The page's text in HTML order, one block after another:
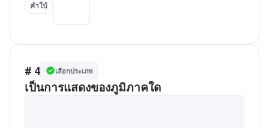
คำใบ้
# 4 เลือกประเภท
เป็นการแสดงของภูมิภาคใด